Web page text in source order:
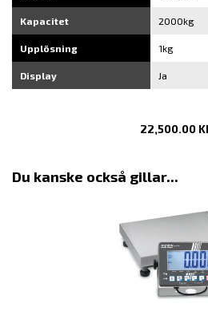
Kapacitet 2000kg
Upplösning 1kg
Display Ja
22,500.00
Du kanske också gillar...